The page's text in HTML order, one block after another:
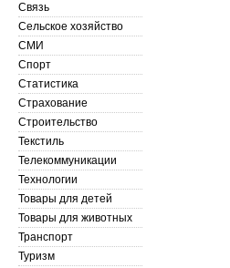
Связь
Сельское хозяйство
СМИ
Спорт
Статистика
Страхование
Строительство
Текстиль
Телекоммуникации
Технологии
Товары для детей
Товары для животных
Транспорт
Туризм